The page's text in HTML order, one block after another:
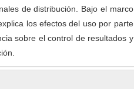
de distribución. Bajo el marco
los efectos del uso por parte
sobre el control de resultados y